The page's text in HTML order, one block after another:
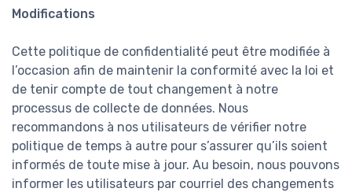
Modifications
Cette politique de confidentialité peut être modifiée à
l’occasion afin de maintenir la conformité avec la loi et
de tenir compte de tout changement à notre
processus de collecte de données. Nous
recommandons à nos utilisateurs de vérifier notre
politique de temps à autre pour s’assurer qu’ils soient
informés de toute mise à jour. Au besoin, nous pouvons
informer les utilisateurs par courriel des changements